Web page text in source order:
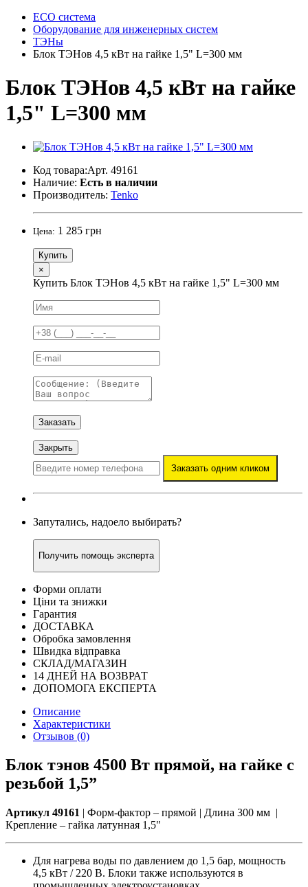
ECO система
Оборудование для инженерных систем
ТЭНы
Блок ТЭНов 4,5 кВт на гайке 1,5" L=300 мм
Блок ТЭНов 4,5 кВт на гайке
1,5" L=300 мм
Код товара:Арт. 49161
Наличие: Есть в наличии
Производитель: Tenko
Цена: 1 285 грн
Купить
×
Купить Блок ТЭНов 4,5 кВт на гайке 1,5" L=300 мм
Заказать
Закрыть
Заказать одним кликом
Запутались, надоело выбирать?
Получить помощь эксперта
Форми оплати
Ціни та знижки
Гарантия
ДОСТАВКА
Обробка замовлення
Швидка відправка
СКЛАД/МАГАЗИН
14 ДНЕЙ НА ВОЗВРАТ
ДОПОМОГА ЕКСПЕРТА
Описание
Характеристики
Отзывов (0)
Блок тэнов 4500 Вт прямой, на гайке с
резьбой 1,5”
Артикул 49161 | Форм-фактор – прямой | Длина 300 мм |
Крепление – гайка латунная 1,5"
Для нагрева воды по давлением до 1,5 бар, мощность
4,5 кВт / 220 В. Блоки также используются в